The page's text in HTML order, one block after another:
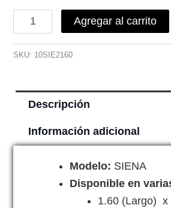
Agregar al carrito
SKU: 10SIE2160
Descripción
Información adicional
Modelo: SIENA
Disponible en
1.60 (Largo) x